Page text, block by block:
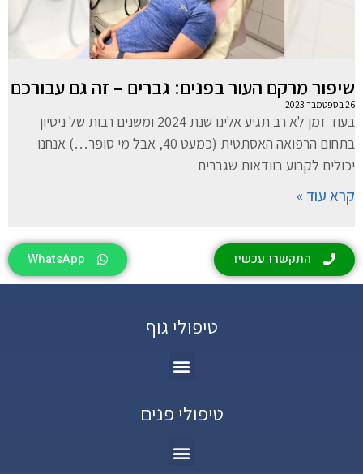
שיפור מרקם העור בפנים: גברים – זה גם עבורכם
26 בספטמבר 2023
בעוד זמן לא רב תגיע אלינו שנת 2024 ומשנים רבות של ניסיון
בתחום הרפואה האסתטית (כמעט 40, אבל מי סופר…) אנחנו
יכולים לקבוע בוודאות שגברים
קרא עוד »
התקשרו עכשיו WhatsApp
טיפולי גוף
טיפולי פנים